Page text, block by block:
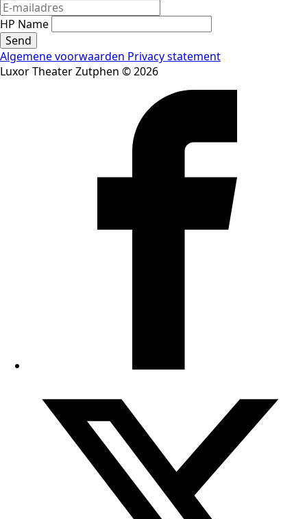
HP Name
Send
Algemene voorwaarden Privacy statement
Luxor Theater Zutphen © 2026